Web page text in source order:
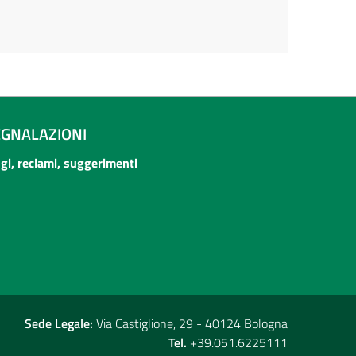
reclami, suggerimenti
Sede Legale: Via Castiglione, 29 - 40124 Bologna
Tel. +39.051.6225111